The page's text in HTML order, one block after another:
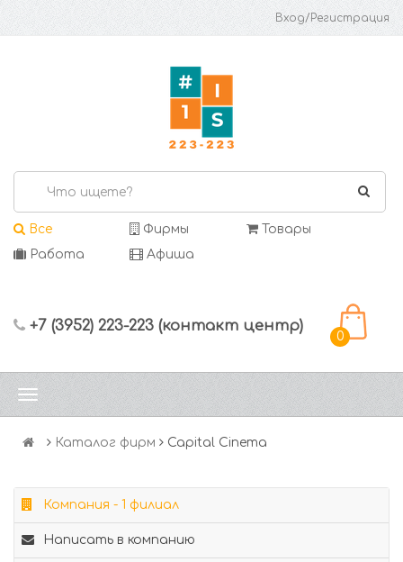
Вход/Регистрация
Все Фирмы
Товары
Работа
Афиша
+7 (3952) 223-223 (контакт центр)
0
Каталог фирм Capital Cinema
Компания - 1 филиал
Написать в компанию